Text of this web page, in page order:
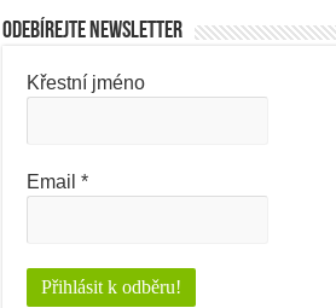
Odebírejte newsletter
Křestní jméno
Email*